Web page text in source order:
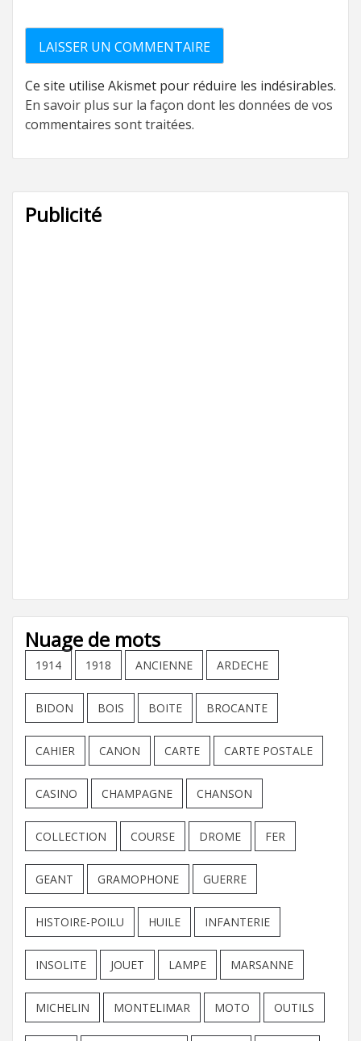
Ce site utilise Akismet pour réduire les indésirables.
En savoir plus sur la façon dont les données de vos
commentaires sont traitées.
Publicité
Nuage de mots
1914 1918 ANCIENNE ARDECHE
BIDON BOIS BOITE BROCANTE
CAHIER CANON CARTE CARTE POSTALE
CASINO CHAMPAGNE CHANSON
COLLECTION COURSE DROME FER
GEANT GRAMOPHONE GUERRE
HISTOIRE-POILU HUILE INFANTERIE
INSOLITE JOUET LAMPE MARSANNE
MICHELIN MONTELIMAR MOTO OUTILS